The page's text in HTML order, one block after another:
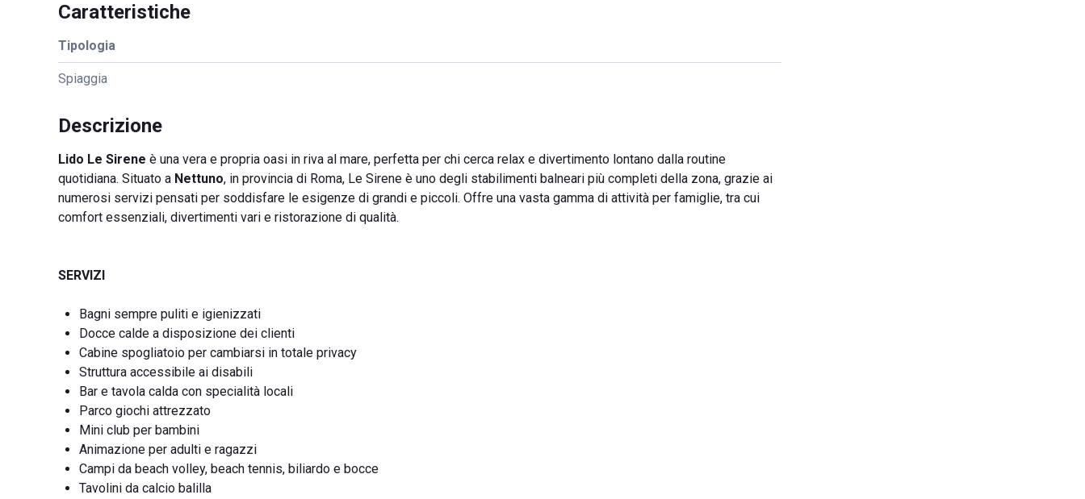
Caratteristiche
Tipologia
Spiaggia
Descrizione
Lido Le Sirene è una vera e propria oasi in riva al mare, perfetta per chi cerca relax e divertimento lontano dalla routine
quotidiana. Situato a Nettuno, in provincia di Roma, Le Sirene è uno degli stabilimenti balneari più completi della zona, grazie ai
numerosi servizi pensati per soddisfare le esigenze di grandi e piccoli. Offre una vasta gamma di attività per famiglie, tra cui
comfort essenziali, divertimenti vari e ristorazione di qualità.
SERVIZI
Bagni sempre puliti e igienizzati
Docce calde a disposizione dei clienti
Cabine spogliatoio per cambiarsi in totale privacy
Struttura accessibile ai disabili
Bar e tavola calda con specialità locali
Parco giochi attrezzato
Mini club per bambini
Animazione per adulti e ragazzi
Campi da beach volley, beach tennis, biliardo e bocce
Tavolini da calcio balilla